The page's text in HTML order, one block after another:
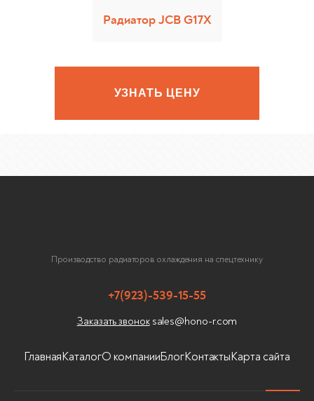
Радиатор JCB G17X
УЗНАТЬ ЦЕНУ
Производство радиаторов охлаждения на спецтехнику
ГлавнаяКаталогО компанииБлогКонтактыКарта сайта
+7(923)-539-15-55
Заказать звонок sales@hono-r.com